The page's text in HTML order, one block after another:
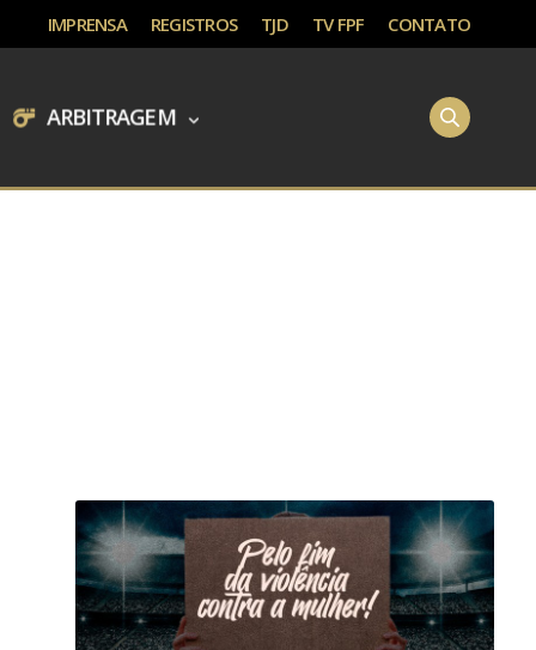
IMPRENSA REGISTROS TJD TV FPF CONTATO
ARBITRAGEM